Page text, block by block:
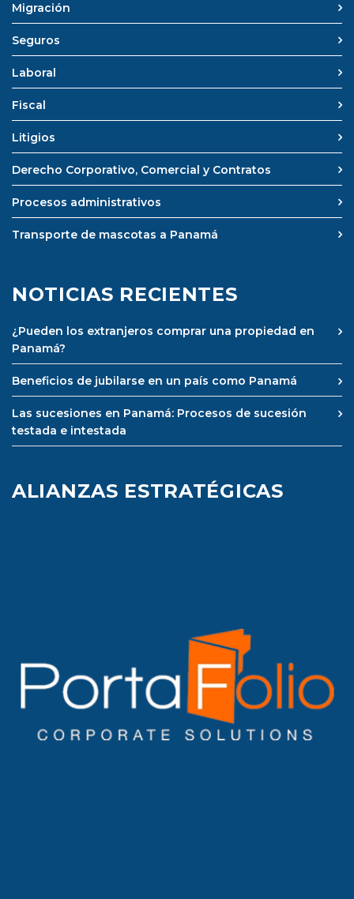
Migración
Seguros
Laboral
Fiscal
Litigios
Derecho Corporativo, Comercial y Contratos
Procesos administrativos
Transporte de mascotas a Panamá
NOTICIAS RECIENTES
¿Pueden los extranjeros comprar una propiedad en
Panamá?
Beneficios de jubilarse en un país como Panamá
Las sucesiones en Panamá: Procesos de sucesión
testada e intestada
ALIANZAS ESTRATÉGICAS